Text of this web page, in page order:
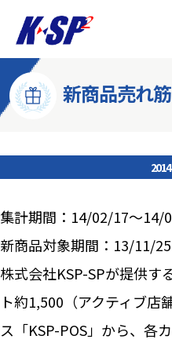
新商品売れ
集計期間：14/02/17～14/
新商品対象期間：13/11/
株式会社KSP-SPが提供す
ト約1,500（アクティブ店
ス「KSP-POS」から、各